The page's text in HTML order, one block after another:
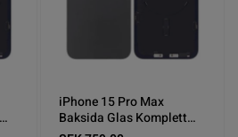
iPhone 15 Pro Max
Baksida Glas Komplett